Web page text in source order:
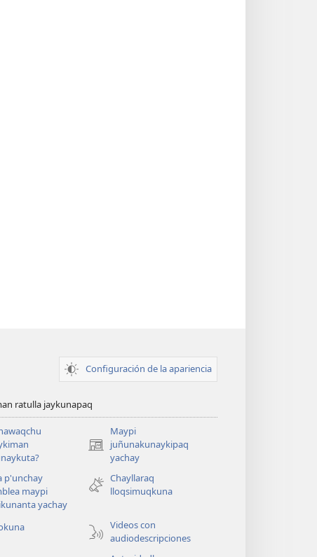
Configuración de la apariencia
ratulla jaykunapaq
Maypi
juñunakunaykipaq
yachay
(abre
nueva
ventana)
p'unchay
maypi
yachay
Chayllaraq
lloqsimuqkuna
Videos con
audiodescripciones